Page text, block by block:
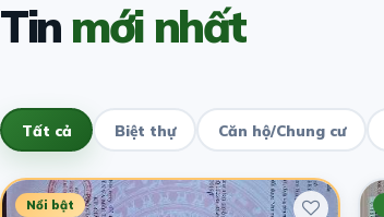
Tinmới nhất
Tất cả Biệt thự Căn hộ/Chung cư
Nổi bật